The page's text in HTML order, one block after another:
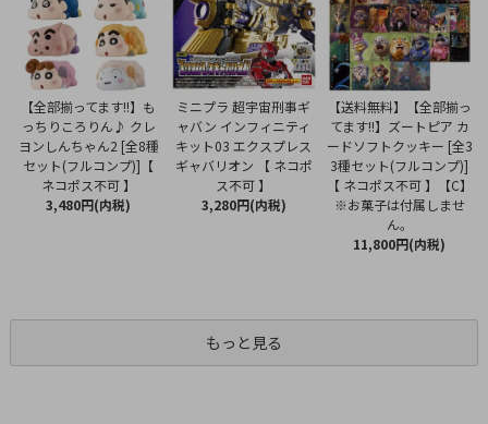
【全部揃ってます!!】も
っちりころりん♪ クレ
ヨンしんちゃん2 [全8種
セット(フルコンプ)]【
ネコポス不可 】
3,480円(内税)
ミニプラ 超宇宙刑事ギ
ャバン インフィニティ
キット03 エクスプレス
ギャバリオン 【 ネコポ
ス不可 】
3,280円(内税)
【送料無料】【全部揃っ
てます!!】ズートピア カ
ードソフトクッキー [全3
3種セット(フルコンプ)]
【 ネコポス不可 】【C】
※お菓子は付属しませ
ん。
11,800円(内税)
もっと見る